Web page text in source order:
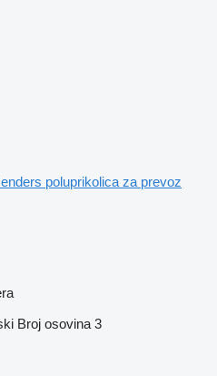
poluprikolica za prevoz
Broj osovina 3